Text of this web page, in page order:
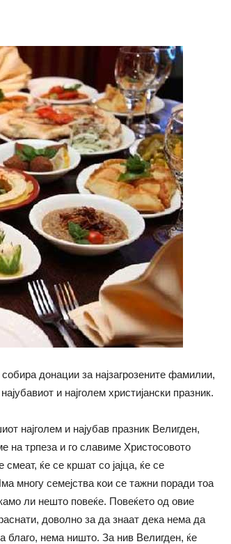
донации за најзагрозените фамилии,
и најголем христијански празник.
најголем и најубав празник Велигден,
на трпеза и го славиме Христосовото
ќе се кршат со јајца, ќе се
многу семејства кои се тажни поради тоа
ли нешто повеќе. Повеќето од овие
доволно за да знаат дека нема да
благо, нема ништо. За нив Велигден, ќе